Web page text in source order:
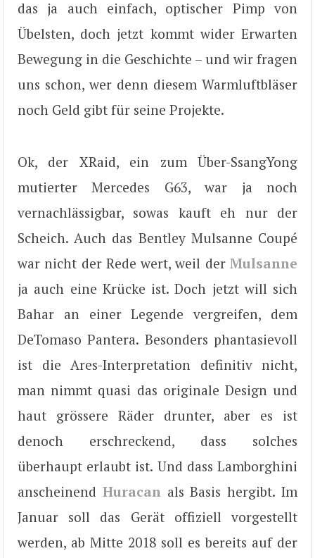
das ja auch einfach, optischer Pimp von
Übelsten, doch jetzt kommt wider Erwarten
Bewegung in die Geschichte – und wir fragen
uns schon, wer denn diesem Warmluftbläser
noch Geld gibt für seine Projekte.
Ok, der XRaid, ein zum Über-SsangYong
mutierter Mercedes G63, war ja noch
vernachlässigbar, sowas kauft eh nur der
Scheich. Auch das Bentley Mulsanne Coupé
war nicht der Rede wert, weil der Mulsanne
ja auch eine Krücke ist. Doch jetzt will sich
Bahar an einer Legende vergreifen, dem
DeTomaso Pantera. Besonders phantasievoll
ist die Ares-Interpretation definitiv nicht,
man nimmt quasi das originale Design und
haut grössere Räder drunter, aber es ist
denoch erschreckend, dass solches
überhaupt erlaubt ist. Und dass Lamborghini
anscheinend Huracan als Basis hergibt. Im
Januar soll das Gerät offiziell vorgestellt
werden, ab Mitte 2018 soll es bereits auf der